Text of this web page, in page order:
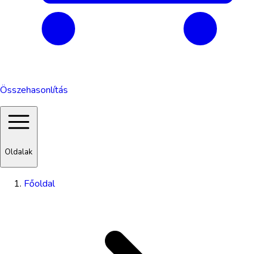
Összehasonlítás
Oldalak
Főoldal